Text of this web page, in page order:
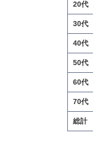
20代
30代
40代
50代
60代
70代
総計